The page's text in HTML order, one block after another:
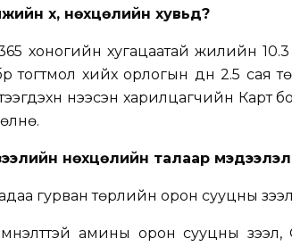
хүү, нөхцөлийн хувьд?
хоногийн хугацаатай жилийн 10.3
тогтмол хийх орлогын дүн 2.5 сая
нээсэн харилцагчийн
нөхцөлийн талаар
гурван төрлийн орон сууцны зээл
амины орон сууцны